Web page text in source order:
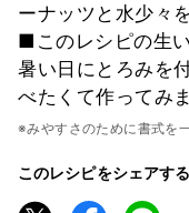
ーナッツと水少々
■このレシピの生
暑い日にとろみを
べたくて作ってみ
※みやすさのために書式を
このレシピをシェアする